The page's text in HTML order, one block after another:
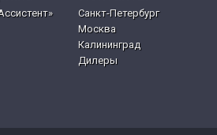
Санкт-Петербург
Москва
Калининград
Дилеры